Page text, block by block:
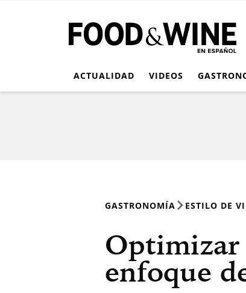
ACTUALIDAD VIDEOS
GASTRONOMÍA ESTILO DE
Optimizar
enfoque